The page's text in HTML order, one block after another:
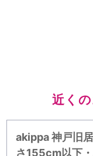
近く
akippa 神戸旧
さ155cm以下